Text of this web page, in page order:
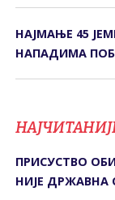
НАЈМАЊЕ 45
НАПАДИМА
ПРИСУСТВО
НИЈЕ ДРЖАВНА